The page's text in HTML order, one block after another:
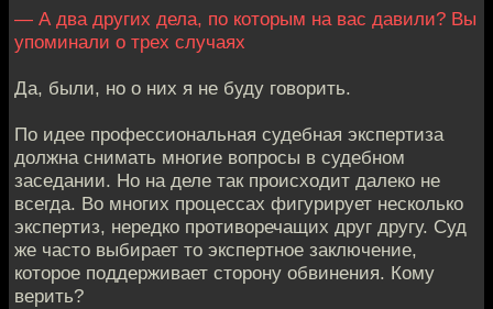
— А два других дела, по которым на вас давили? Вы
упоминали о трех случаях
Да, были, но о них я не буду говорить.
По идее профессиональная судебная экспертиза
должна снимать многие вопросы в судебном
заседании. Но на деле так происходит далеко не
всегда. Во многих процессах фигурирует несколько
экспертиз, нередко противоречащих друг другу. Суд
же часто выбирает то экспертное заключение,
которое поддерживает сторону обвинения. Кому
верить?